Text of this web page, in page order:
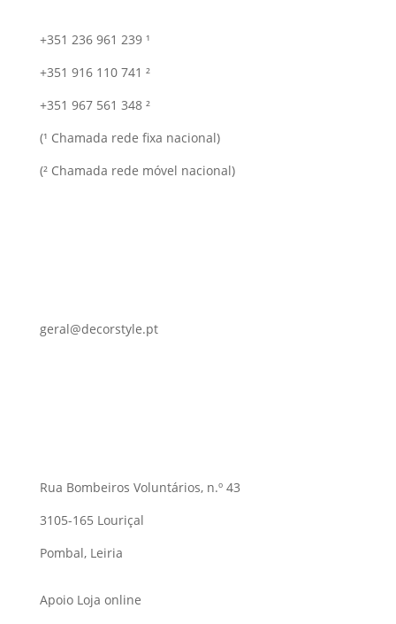
+351 236 961 239 ¹
+351 916 110 741 ²
+351 967 561 348 ²
(¹ Chamada rede fixa nacional)
(² Chamada rede móvel nacional)
geral@decorstyle.pt
Rua Bombeiros Voluntários, n.º 43
3105-165 Louriçal
Pombal, Leiria
Apoio Loja online